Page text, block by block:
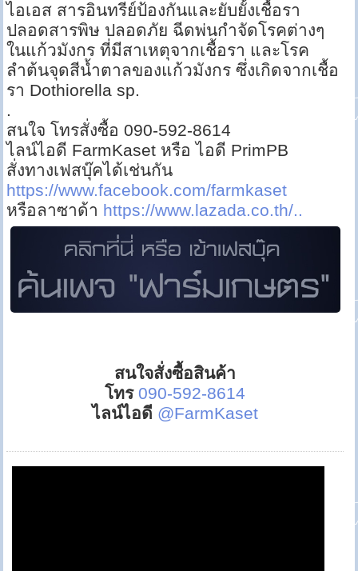
ไอเอส สารอินทรีย์ป้องกันและยับยั้งเชื้อรา
ปลอดสารพิษ ปลอดภัย ฉีดพ่นกำจัดโรคต่างๆ
ในแก้วมังกร ที่มีสาเหตุจากเชื้อรา และโรค
ลำต้นจุดสีน้ำตาลของแก้วมังกร ซึ่งเกิดจากเชื้อ
รา Dothiorella sp.
.
สนใจ โทรสั่งซื้อ 090-592-8614
ไลน์ไอดี FarmKaset หรือ ไอดี PrimPB
สั่งทางเฟสบุ๊คได้เช่นกัน
https://www.facebook.com/farmkaset
หรือลาซาด้า https://www.lazada.co.th/..
สนใจสั่งซื้อสินค้า
โทร 090-592-8614
ไลน์ไอดี @FarmKaset